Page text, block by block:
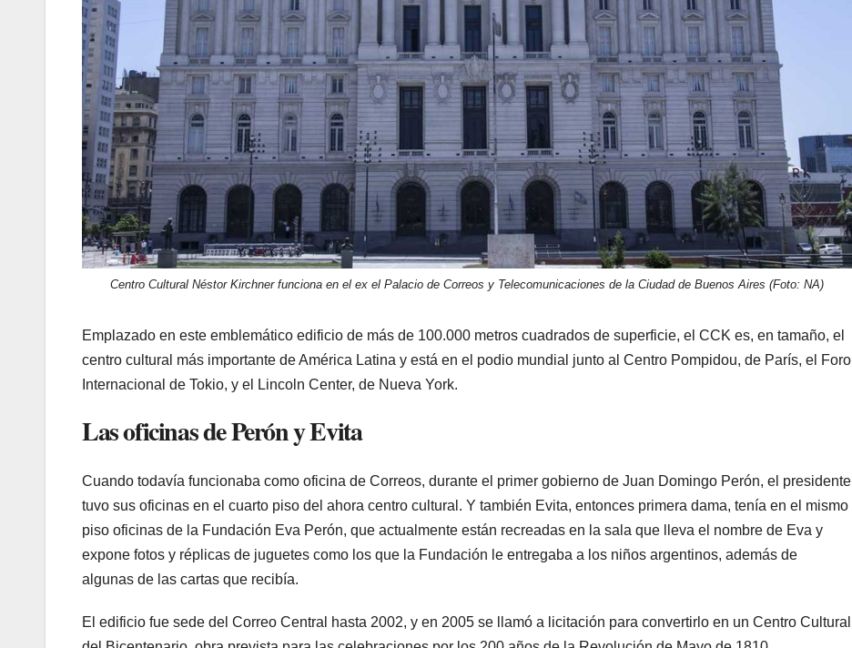
Centro Cultural Néstor Kirchner funciona en el ex el Palacio de Correos y Telecomunicaciones de la Ciudad de Buenos Aires (Foto: NA)
Emplazado en este emblemático edificio de más de 100.000 metros cuadrados de superficie, el CCK es, en tamaño, el
centro cultural más importante de América Latina y está en el podio mundial junto al Centro Pompidou, de París, el Foro
Internacional de Tokio, y el Lincoln Center, de Nueva York.
Las oficinas de Perón y Evita
Cuando todavía funcionaba como oficina de Correos, durante el primer gobierno de Juan Domingo Perón, el presidente
tuvo sus oficinas en el cuarto piso del ahora centro cultural. Y también Evita, entonces primera dama, tenía en el mismo
piso oficinas de la Fundación Eva Perón, que actualmente están recreadas en la sala que lleva el nombre de Eva y
expone fotos y réplicas de juguetes como los que la Fundación le entregaba a los niños argentinos, además de
algunas de las cartas que recibía.
El edificio fue sede del Correo Central hasta 2002, y en 2005 se llamó a licitación para convertirlo en un Centro Cultural